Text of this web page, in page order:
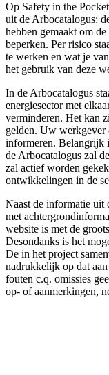
Op Safety in the
uit de Arbocatalogus:
hebben gemaakt om
beperken. Per risico
te werken en wat je
het gebruik van deze
In de Arbocatalogus
energiesector met
verminderen. Het kan
gelden. Uw werkgever
informeren. Belangrijk
de Arbocatalogus zal
zal actief worden
ontwikkelingen in de
Naast de informatie uit
met
website is met de
Desondanks is het
De in het project
nadrukkelijk op dat
fouten c.q. omissies
op- of aanmerkingen,